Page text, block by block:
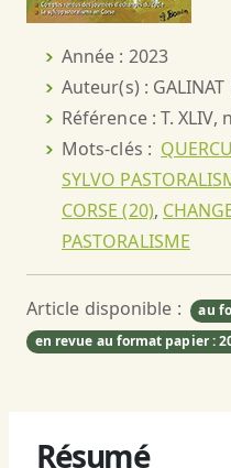
Année : 2023
Auteur(s) : GALINAT
Référence : T. XLIV,
Mots-clés :
SYLVO
CORSE (20),
PASTORALISME
Article disponible :
au
en revue au format papier :
Résumé